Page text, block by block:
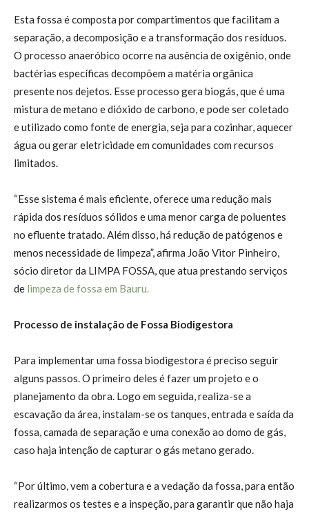
Esta fossa é composta por compartimentos que facilitam a
separação, a decomposição e a transformação dos resíduos.
O processo anaeróbico ocorre na ausência de oxigênio, onde
bactérias específicas decompõem a matéria orgânica
presente nos dejetos. Esse processo gera biogás, que é uma
mistura de metano e dióxido de carbono, e pode ser coletado
e utilizado como fonte de energia, seja para cozinhar, aquecer
água ou gerar eletricidade em comunidades com recursos
limitados.
“Esse sistema é mais eficiente, oferece uma redução mais
rápida dos resíduos sólidos e uma menor carga de poluentes
no efluente tratado. Além disso, há redução de patógenos e
menos necessidade de limpeza”, afirma João Vitor Pinheiro,
sócio diretor da LIMPA FOSSA, que atua prestando serviços
de limpeza de fossa em Bauru.
Processo de instalação de Fossa Biodigestora
Para implementar uma fossa biodigestora é preciso seguir
alguns passos. O primeiro deles é fazer um projeto e o
planejamento da obra. Logo em seguida, realiza-se a
escavação da área, instalam-se os tanques, entrada e saída da
fossa, camada de separação e uma conexão ao domo de gás,
caso haja intenção de capturar o gás metano gerado.
“Por último, vem a cobertura e a vedação da fossa, para então
realizarmos os testes e a inspeção, para garantir que não haja